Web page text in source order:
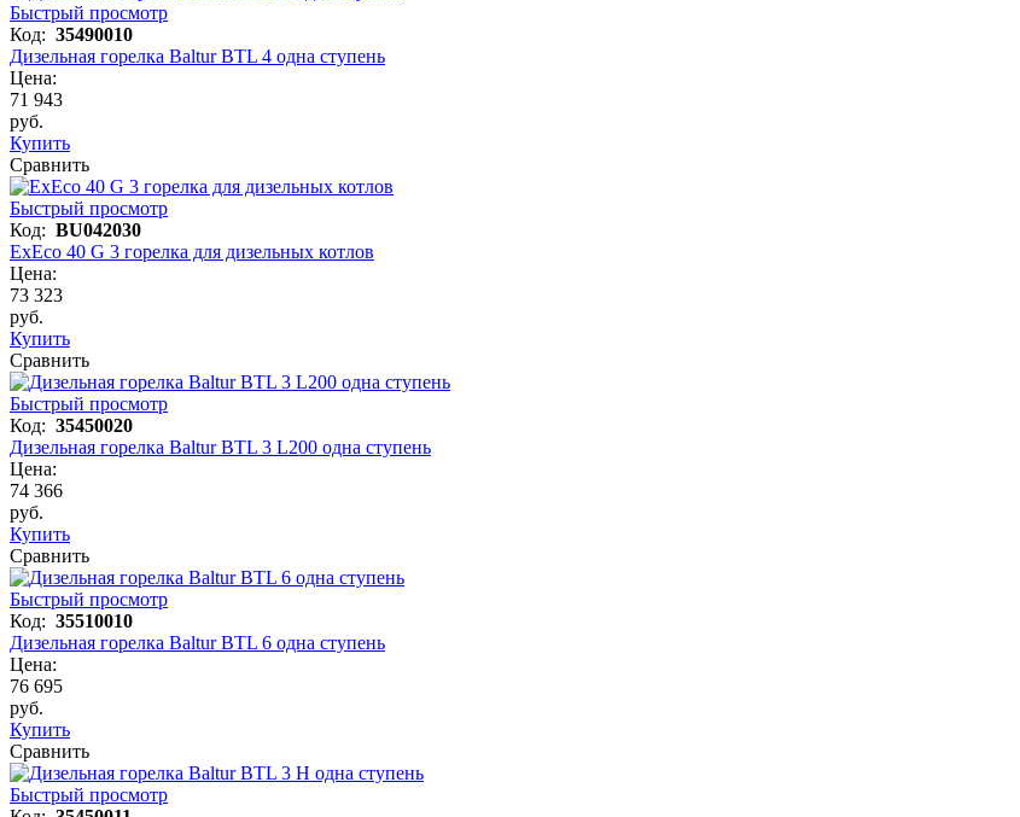
Быстрый просмотр
Код: 35490010
Дизельная горелка Baltur BTL 4 одна ступень
Цена:
71 943
руб.
Купить
Сравнить
Быстрый просмотр
Код: BU042030
ExEco 40 G 3 горелка для дизельных котлов
Цена:
73 323
руб.
Купить
Сравнить
Быстрый просмотр
Код: 35450020
Дизельная горелка Baltur BTL 3 L200 одна ступень
Цена:
74 366
руб.
Купить
Сравнить
Быстрый просмотр
Код: 35510010
Дизельная горелка Baltur BTL 6 одна ступень
Цена:
76 695
руб.
Купить
Сравнить
Быстрый просмотр